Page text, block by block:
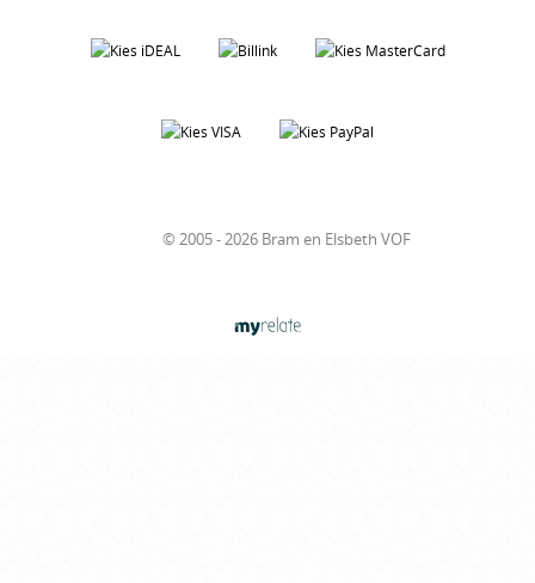
© 2005 - 2026 Bram en Elsbeth VOF